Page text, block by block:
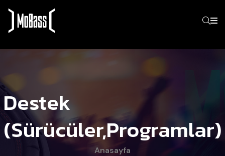
Destek
(Sürücüler,programlar)
Anasayfa